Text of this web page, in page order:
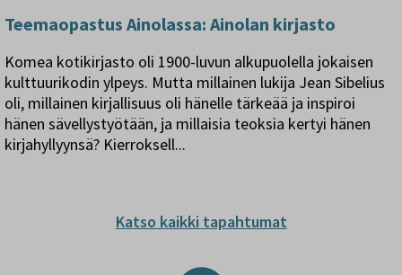
Teemaopastus Ainolassa: Ainolan kirjasto
Komea kotikirjasto oli 1900-luvun alkupuolella jokaisen
kulttuurikodin ylpeys. Mutta millainen lukija Jean Sibelius
oli, millainen kirjallisuus oli hänelle tärkeää ja inspiroi
hänen sävellystyötään, ja millaisia teoksia kertyi hänen
kirjahyllyynsä? Kierroksell...
Katso kaikki tapahtumat